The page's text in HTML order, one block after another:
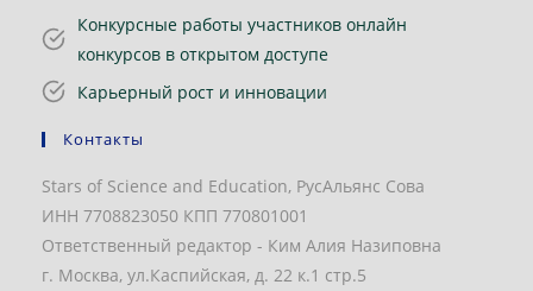
Конкурсные работы участников онлайн
конкурсов в открытом доступе
Карьерный рост и инновации
Контакты
Stars of Science and Education, РусАльянс Сова
ИНН 7708823050 КПП 770801001
Ответственный редактор - Ким Алия Назиповна
г. Москва, ул.Каспийская, д. 22 к.1 стр.5